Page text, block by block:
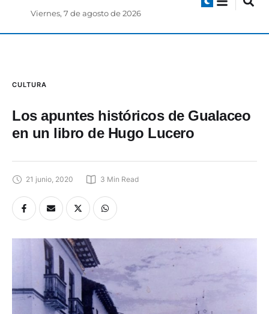
Viernes, 7 de agosto de 2026
CULTURA
Los apuntes históricos de Gualaceo
en un libro de Hugo Lucero
21 junio, 2020 3 Min Read